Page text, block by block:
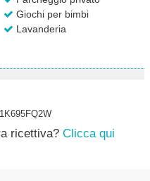
Giochi per bimbi
Lavanderia
ricettiva? Clicca qui